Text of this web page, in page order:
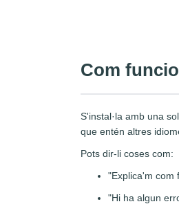
Com
S'instal·la amb una
que entén altres
Pots dir-li coses com:
"Explica'm com
"Hi ha algun